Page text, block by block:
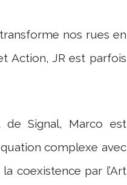
nos rues en
Action, JR est parfois
de Signal, Marco est
complexe avec
coexistence par l’Art